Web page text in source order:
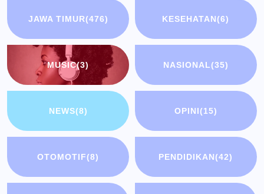
JAWA TIMUR(476) KESEHATAN(6)
MUSIC(3) NASIONAL(35)
NEWS(8) OPINI(15)
OTOMOTIF(8) PENDIDIKAN(42)